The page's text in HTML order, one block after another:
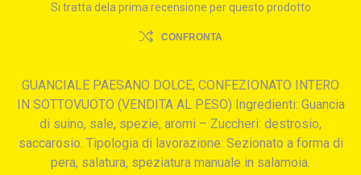
Si tratta dela prima recensione per questo prodotto
CONFRONTA
GUANCIALE PAESANO DOLCE, CONFEZIONATO INTERO
IN SOTTOVUOTO (VENDITA AL PESO) Ingredienti: Guancia
di suino, sale, spezie, aromi – Zuccheri: destrosio,
saccarosio. Tipologia di lavorazione: Sezionato a forma di
pera, salatura, speziatura manuale in salamoia.